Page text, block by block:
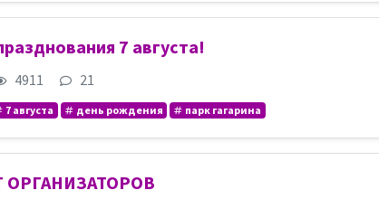
7 августа!
4911 21
7 августа день рождения парк гагарина
ОРГАНИЗАТОРОВ